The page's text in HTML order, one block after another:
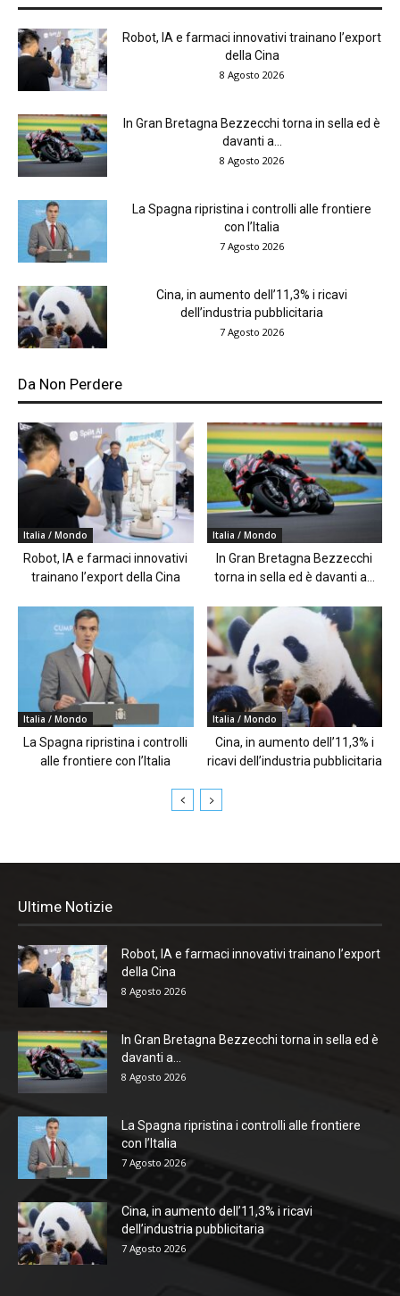
Robot, IA e farmaci innovativi trainano l’export
della Cina
8 Agosto 2026
In Gran Bretagna Bezzecchi torna in sella ed è
davanti a...
8 Agosto 2026
La Spagna ripristina i controlli alle frontiere
con l’Italia
7 Agosto 2026
Cina, in aumento dell’11,3% i ricavi
dell’industria pubblicitaria
7 Agosto 2026
Da Non Perdere
Italia / Mondo
Robot, IA e farmaci innovativi
trainano l’export della Cina
Italia / Mondo
In Gran Bretagna Bezzecchi
torna in sella ed è davanti a...
Italia / Mondo
La Spagna ripristina i controlli
alle frontiere con l’Italia
Italia / Mondo
Cina, in aumento dell’11,3% i
ricavi dell’industria pubblicitaria
Ultime Notizie
Robot, IA e farmaci innovativi trainano l’export
della Cina
8 Agosto 2026
In Gran Bretagna Bezzecchi torna in sella ed è
davanti a...
8 Agosto 2026
La Spagna ripristina i controlli alle frontiere
con l’Italia
7 Agosto 2026
Cina, in aumento dell’11,3% i ricavi
dell’industria pubblicitaria
7 Agosto 2026